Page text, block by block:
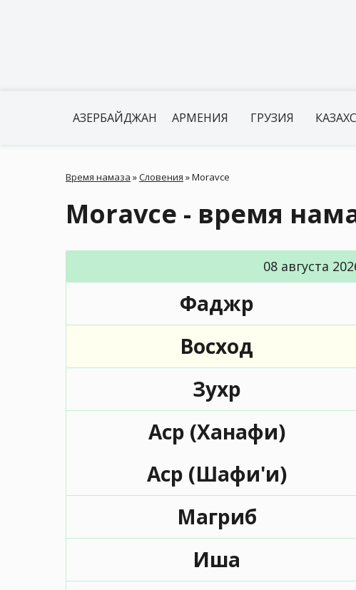
АЗЕРБАЙДЖАН АРМЕНИЯ ГРУЗИЯ
Время намаза »Словения »Moravce
Moravce - время
08 августа
Фаджр
Восход
Зухр
Аср (Ханафи)
Аср (Шафи'и)
Магриб
Иша